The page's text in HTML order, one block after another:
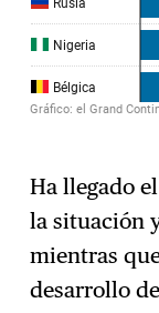
Ha llegado
la situación
mientras
desarrollo